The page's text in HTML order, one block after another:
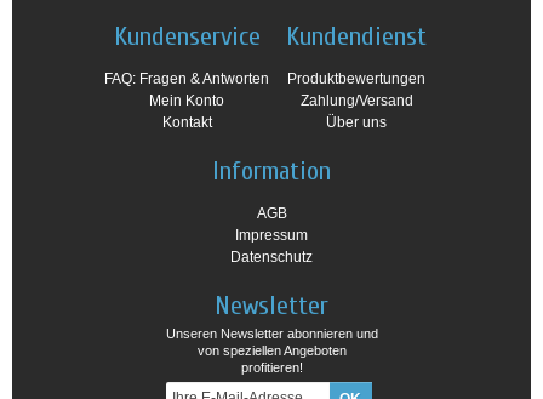
Kundenservice
FAQ: Fragen & Antworten
Mein Konto
Kontakt
Kundendienst
Produktbewertungen
Zahlung/Versand
Über uns
Information
AGB
Impressum
Datenschutz
Newsletter
Unseren Newsletter abonnieren und
von speziellen Angeboten
profitieren!